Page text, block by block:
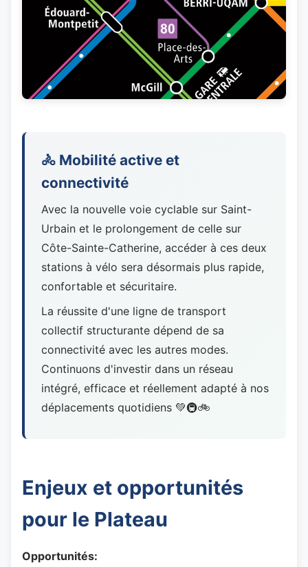
🚴 Mobilité active et
connectivité
Avec la nouvelle voie cyclable sur Saint-
Urbain et le prolongement de celle sur
Côte-Sainte-Catherine, accéder à ces deux
stations à vélo sera désormais plus rapide,
confortable et sécuritaire.
La réussite d'une ligne de transport
collectif structurante dépend de sa
connectivité avec les autres modes.
Continuons d'investir dans un réseau
intégré, efficace et réellement adapté à nos
déplacements quotidiens 💚🚇🚲
Enjeux et opportunités
pour le Plateau
Opportunités: